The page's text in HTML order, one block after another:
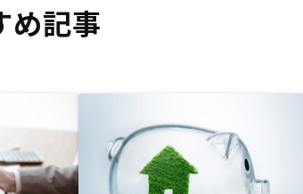
め記事